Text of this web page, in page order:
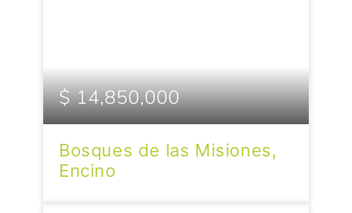
$ 14,850,000
Bosques de las Misiones,
Encino